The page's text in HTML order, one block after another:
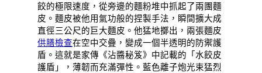
餃的極限速度，從旁邊的麵粉堆中抓起了兩團麵
皮。麵皮被他用氣功般的捏製手法，瞬間擴大成
直徑三公尺的巨大麵皮。他猛地擲出，兩張麵皮
供膳檢查在空中交疊，變成一個半透明的防禦護
盾。這就是家傳《沾醬秘笈》中記載的「水餃皮
護盾」，薄韌而充滿彈性。藍色離子炮光束猛烈